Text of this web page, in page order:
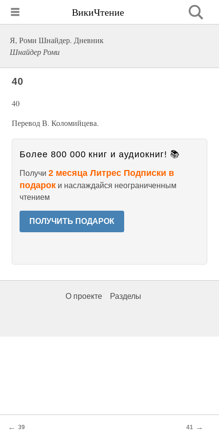
ВикиЧтение
Я, Роми Шнайдер. Дневник
Шнайдер Роми
40
40
Перевод В. Коломийцева.
Более 800 000 книг и аудиокниг! 📚
Получи 2 месяца Литрес Подписки в
подарок и наслаждайся неограниченным
чтением
ПОЛУЧИТЬ ПОДАРОК
О проекте Разделы
← 39 41 →